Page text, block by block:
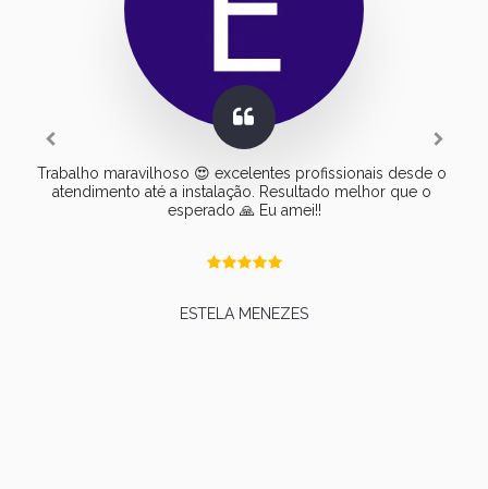
Trabalho maravilhoso 😍 excelentes profissionais desde o
atendimento até a instalação. Resultado melhor que o
esperado 🙏 Eu amei!!
ESTELA MENEZES